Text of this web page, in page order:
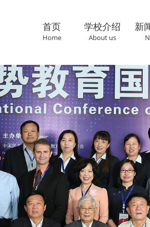
首页
Home
学校介绍
About us
新
联系我们
Cantact us